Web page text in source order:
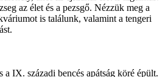
az élet és a pezsgő. Nézzük meg a
is találunk, valamint a tengeri
a IX. századi bencés apátság köré épült.